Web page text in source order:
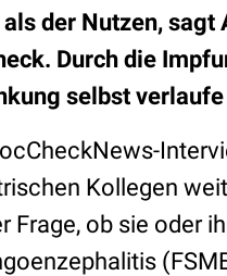
als der Nutzen,
Durch die
selbst
Kollegen
Frage, ob sie oder